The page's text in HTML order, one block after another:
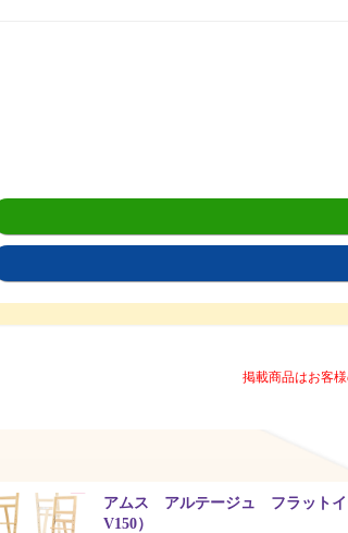
掲載商品はお客
アムス アルテージュ フラットイ
V150）